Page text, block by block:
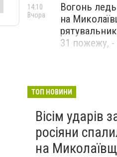
Вогонь
на
31 пожежу,
14:10
Вчора
ТОП НОВИНИ
Вісім ударів
росіяни
на